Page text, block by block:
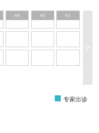
周四 周五 周六
>
专家出诊